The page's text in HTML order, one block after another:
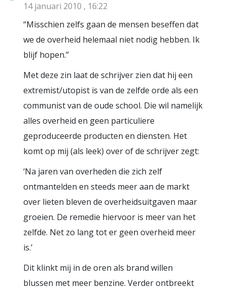
14 januari 2010 , 16:22
“Misschien zelfs gaan de mensen beseffen dat
we de overheid helemaal niet nodig hebben. Ik
blijf hopen.”
Met deze zin laat de schrijver zien dat hij een
extremist/utopist is van de zelfde orde als een
communist van de oude school. Die wil namelijk
alles overheid en geen particuliere
geproduceerde producten en diensten. Het
komt op mij (als leek) over of de schrijver zegt:
‘Na jaren van overheden die zich zelf
ontmantelden en steeds meer aan de markt
over lieten bleven de overheidsuitgaven maar
groeien. De remedie hiervoor is meer van het
zelfde. Net zo lang tot er geen overheid meer
is.’
Dit klinkt mij in de oren als brand willen
blussen met meer benzine. Verder ontbreekt